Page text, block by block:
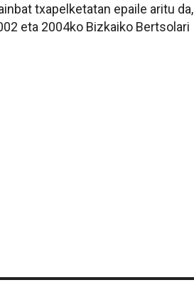
txapelketatan epaile aritu da,
eta 2004ko Bizkaiko Bertsolari